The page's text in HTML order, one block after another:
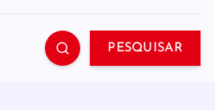
PESQUISAR